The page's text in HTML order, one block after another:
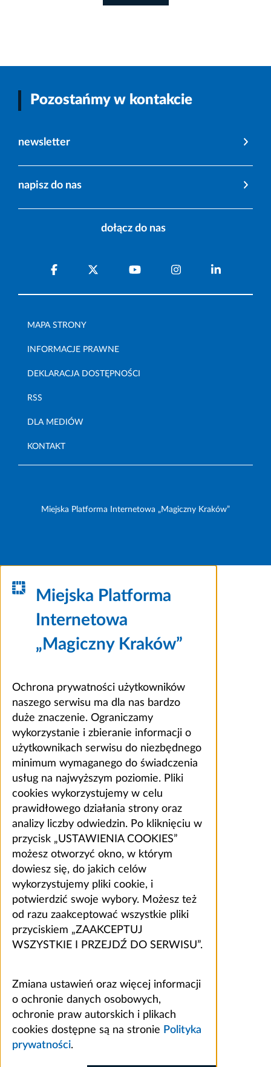
Pozostańmy w kontakcie
newsletter
napisz do nas
dołącz do nas
MAPA STRONY
INFORMACJE PRAWNE
DEKLARACJA DOSTĘPNOŚCI
RSS
DLA MEDIÓW
KONTAKT
Miejska Platforma Internetowa „Magiczny Kraków”
Miejska Platforma
Internetowa
„Magiczny Kraków”
Ochrona prywatności użytkowników
naszego serwisu ma dla nas bardzo
duże znaczenie. Ograniczamy
wykorzystanie i zbieranie informacji o
użytkownikach serwisu do niezbędnego
minimum wymaganego do świadczenia
usług na najwyższym poziomie. Pliki
cookies wykorzystujemy w celu
prawidłowego działania strony oraz
analizy liczby odwiedzin. Po kliknięciu w
przycisk „USTAWIENIA COOKIES”
możesz otworzyć okno, w którym
dowiesz się, do jakich celów
wykorzystujemy pliki cookie, i
potwierdzić swoje wybory. Możesz też
od razu zaakceptować wszystkie pliki
przyciskiem „ZAAKCEPTUJ
WSZYSTKIE I PRZEJDŹ DO SERWISU”.
Zmiana ustawień oraz więcej informacji
o ochronie danych osobowych,
ochronie praw autorskich i plikach
cookies dostępne są na stronie Polityka
prywatności.